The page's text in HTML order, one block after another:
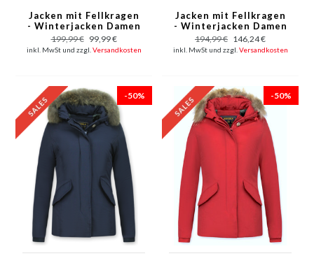
Jacken mit Fellkragen
- Winterjacken Damen
Kurze - Große
Pelzkragen - Wooly -
Rot
199,99 € 99,99 €
inkl. MwSt und zzgl. Versandkosten
Jacken mit Fellkragen
- Winterjacken Damen
Kurze - Kleine
Pelzkragen - Wooly -
Schwarz
194,99 € 146,24 €
inkl. MwSt und zzgl. Versandkosten
-50% -50%